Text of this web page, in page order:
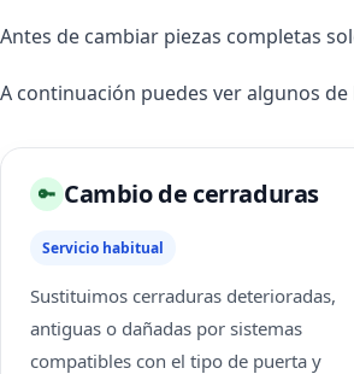
Antes de cambiar piezas completas
A continuación puedes ver algunos
🔑 Cambio de cerraduras
Servicio habitual
Sustituimos cerraduras deterioradas,
antiguas o dañadas por sistemas
compatibles con el tipo de puerta y